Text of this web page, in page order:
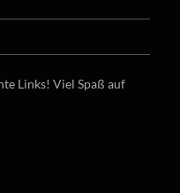
Links! Viel Spaß auf